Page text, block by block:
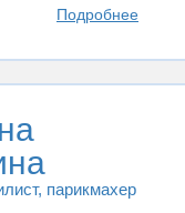
Подробнее
, парикмахер